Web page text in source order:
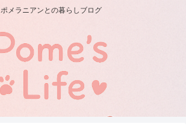
ポメラニアンとの暮らしブログ